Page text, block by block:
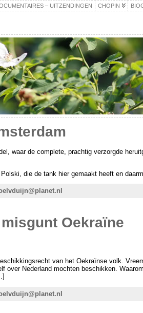
– UITZENDINGEN CHOPIN
waar de complete, prachtig verzorgde
die de tank hier gemaakt heeft en
Oekraïne
van het Oekraïnse volk.
over Nederland mochten beschikken.